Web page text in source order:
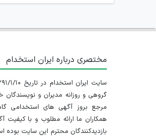
مختصری درباره ایران استخدام
گروهی و روزانه مدیران و
مرجع بروز آگهی های استخدامی
همکاران ما ارائه مطلوب و با
بازدیدکنندگان محترم این سایت